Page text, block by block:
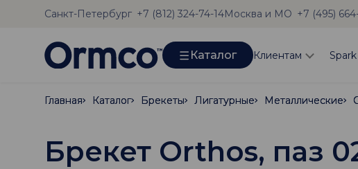
Санкт-Петербург +7 (812) 324-74-14Москва и МО +7 (495)
Каталог Клиентам Spark
Главная
Главная Каталог
Каталог Брекеты
Брекеты Лигатурные
Лигатурные Металлические
Металлические
Брекет Orthos, паз